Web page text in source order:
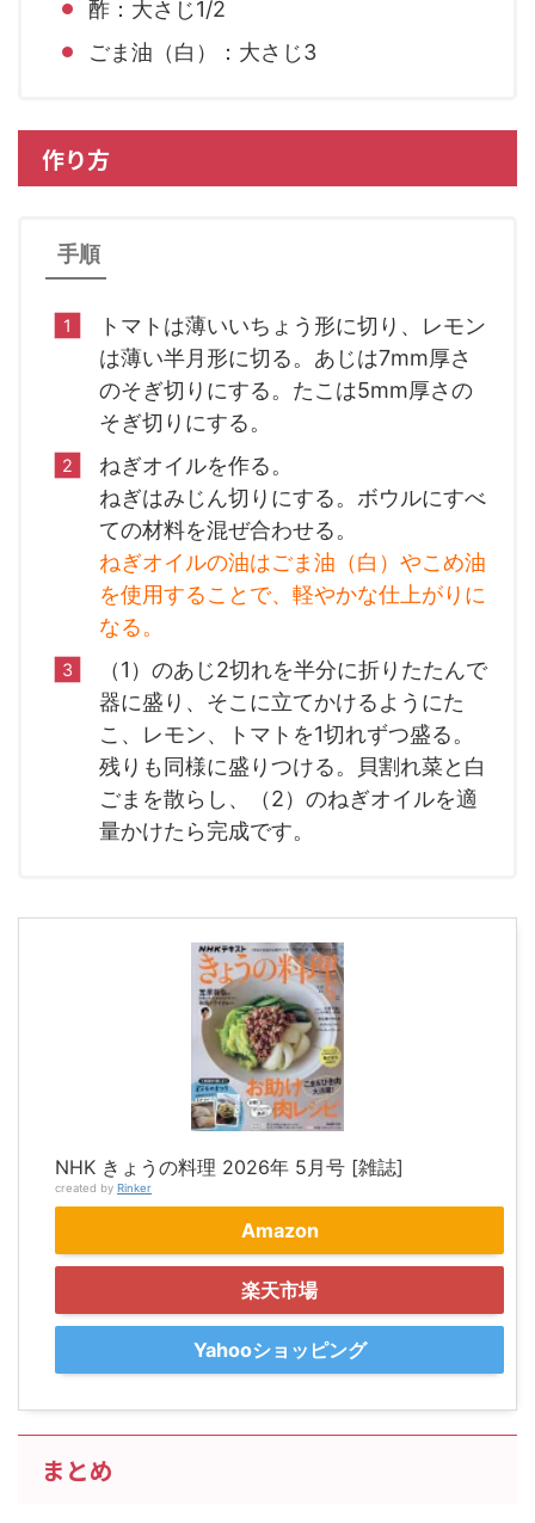
酢：大さじ1/2
ごま油（白）：大さじ3
作り方
手順
トマトは薄いいちょう形に切り、レモン
は薄い半月形に切る。あじは7mm厚さ
のそぎ切りにする。たこは5mm厚さの
そぎ切りにする。
ねぎオイルを作る。
ねぎはみじん切りにする。ボウルにすべ
ての材料を混ぜ合わせる。
ねぎオイルの油はごま油（白）やこめ油
を使用することで、軽やかな仕上がりに
なる。
（1）のあじ2切れを半分に折りたたんで
器に盛り、そこに立てかけるようにた
こ、レモン、トマトを1切れずつ盛る。
残りも同様に盛りつける。貝割れ菜と白
ごまを散らし、（2）のねぎオイルを適
量かけたら完成です。
NHK きょうの料理 2026年 5月号 [雑誌]
created by Rinker
Amazon
楽天市場
Yahooショッピング
まとめ